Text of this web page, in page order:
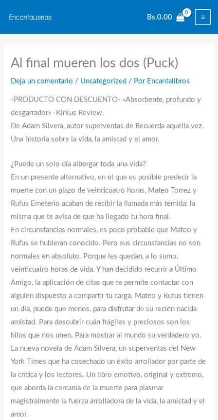
contenido
Bs.0.00
Al final mueren los dos (Puck)
Deja un comentario / Uncategorized / Por Encantalibros
-PRODUCTO CON DESCUENTO- «Absorbente, profundo y
desgarrador» -Kirkus Review.
De Adam Silvera, autor superventas de Recuerda aquella vez.
Una historia sobre la vida, la amistad y el amor.
¿Puede un solo día albergar toda una vida?
En un presente alternativo, en el que es posible predecir la
muerte con un plazo de veinticuatro horas, Mateo Torrez y
Rufus Emeterio acaban de recibir la llamada más temida: la
misma que te avisa de que ha llegado tu hora final.
En circunstancias normales, es poco probable que Mateo y
Rufus se hubieran conocido. Pero sus circunstancias no son
normales en absoluto. Porque les quedan, a lo sumo,
veinticuatro horas de vida. Y han decidido recurrir a Último
Amigo, la aplicación de citas que te permite contactar con
alguien dispuesto a compartir tu carga. Mateo y Rufus tienen
un día, puede que menos, para disfrutar de su recién nacida
amistad. Para descubrir cuán frágiles y preciosos son los
hilos que nos unen. Para mostrar al mundo su verdadero yo.
La nueva novela de Adam Silvera, un superventas del New
York Times que ha cosechado un éxito arrollador por parte de
la crítica y los lectores. Un libro emotivo, original y extremo,
que aborda la cercanía de la muerte para plasmar
magistralmente la fuerza arrolladora de la vida, la amistad y el
amor.